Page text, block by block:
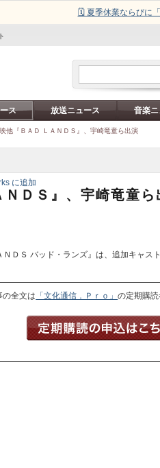
🗓️ 夏季休業ならびに
ス 放送ニュース 音楽
他『ＢＡＤ ＬＡＮＤＳ』、宇崎竜童ら出演
ＤＳ』、宇崎竜童ら
ＤＳ バッド・ランズ』は、追加キャ
の全文は 「文化通信．Ｐｒｏ」の定期購